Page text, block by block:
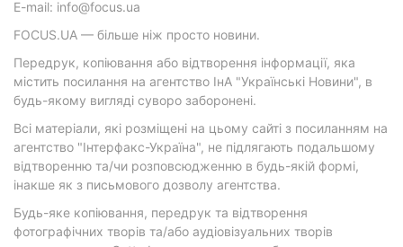
E-mail: info@focus.ua
FOCUS.UA — більше ніж просто новини.
Передрук, копіювання або відтворення інформації, яка
містить посилання на агентство ІнА "Українські Новини", в
будь-якому вигляді суворо заборонені.
Всі матеріали, які розміщені на цьому сайті з посиланням на
агентство "Інтерфакс-Україна", не підлягають подальшому
відтворенню та/чи розповсюдженню в будь-якій формі,
інакше як з письмового дозволу агентства.
Будь-яке копіювання, передрук та відтворення
фотографічних творів та/або аудіовізуальних творів